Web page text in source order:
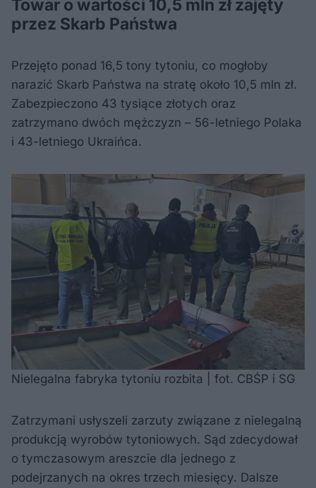
Towar o wartości 10,5 mln zł zajęty
przez Skarb Państwa
Przejęto ponad 16,5 tony tytoniu, co mogłoby
narazić Skarb Państwa na stratę około 10,5 mln zł.
Zabezpieczono 43 tysiące złotych oraz
zatrzymano dwóch mężczyzn – 56-letniego Polaka
i 43-letniego Ukraińca.
Nielegalna fabryka tytoniu rozbita | fot. CBŚP i SG
Zatrzymani usłyszeli zarzuty związane z nielegalną
produkcją wyrobów tytoniowych. Sąd zdecydował
o tymczasowym areszcie dla jednego z
podejrzanych na okres trzech miesięcy. Dalsze